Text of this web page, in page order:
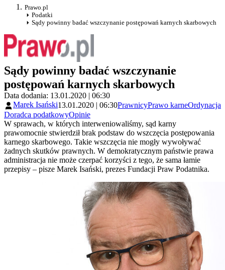
Prawo.pl
Podatki
Sądy powinny badać wszczynanie postępowań karnych skarbowych
Sądy powinny badać wszczynanie
postępowań karnych skarbowych
Data dodania: 13.01.2020 | 06:30
Marek Isański13.01.2020 | 06:30PrawnicyPrawo karneOrdynacja
Doradca podatkowyOpinie
W sprawach, w których interweniowaliśmy, sąd karny
prawomocnie stwierdził brak podstaw do wszczęcia postępowania
karnego skarbowego. Takie wszczęcia nie mogły wywoływać
żadnych skutków prawnych. W demokratycznym państwie prawa
administracja nie może czerpać korzyści z tego, że sama łamie
przepisy – pisze Marek Isański, prezes Fundacji Praw Podatnika.